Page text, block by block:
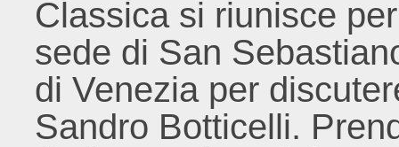
Classica si riunisce
sede di San
di Venezia per
Sandro Botticelli.